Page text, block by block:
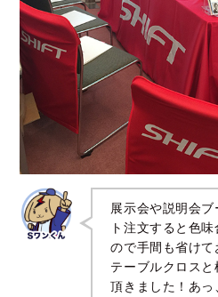
展示会や説明会
ト注文すると色
ので手間も省け
テーブルクロス
頂きました！あっ